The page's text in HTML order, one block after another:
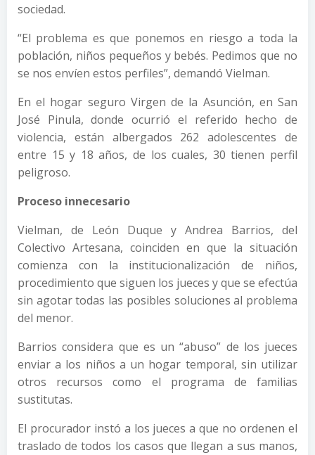
sociedad.
“El problema es que ponemos en riesgo a toda la
población, niños pequeños y bebés. Pedimos que no
se nos envíen estos perfiles”, demandó Vielman.
En el hogar seguro Virgen de la Asunción, en San
José Pinula, donde ocurrió el referido hecho de
violencia, están albergados 262 adolescentes de
entre 15 y 18 años, de los cuales, 30 tienen perfil
peligroso.
Proceso innecesario
Vielman, de León Duque y Andrea Barrios, del
Colectivo Artesana, coinciden en que la situación
comienza con la institucionalización de niños,
procedimiento que siguen los jueces y que se efectúa
sin agotar todas las posibles soluciones al problema
del menor.
Barrios considera que es un “abuso” de los jueces
enviar a los niños a un hogar temporal, sin utilizar
otros recursos como el programa de familias
sustitutas.
El procurador instó a los jueces a que no ordenen el
traslado de todos los casos que llegan a sus manos,